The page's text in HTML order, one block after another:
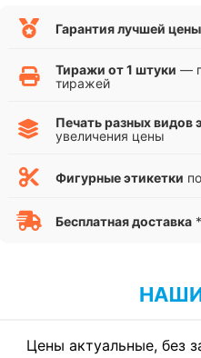
Гарантия лучшей цены
Тиражи от 1 штуки —
тиражей
Печать разных видов
увеличения цены
Фигурные этикетки
Бесплатная доставка *
Цены актуальные, без